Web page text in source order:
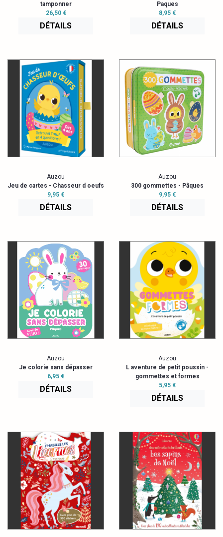
tamponner
26,50 €
DÉTAILS
Paques
8,95 €
DÉTAILS
Auzou
Jeu de cartes - Chasseur d oeufs
9,95 €
DÉTAILS
Auzou
300 gommettes - Pâques
9,95 €
DÉTAILS
Auzou
Je colorie sans dépasser
6,95 €
DÉTAILS
Auzou
L aventure de petit poussin -
gommettes et formes
5,95 €
DÉTAILS